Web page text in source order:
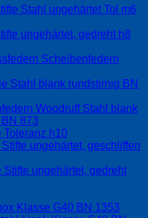
Stahl ungehärtet Tol m6
ungehärtet, gedreht h8
Scheibenfedern
Stahl blank rundstirnig BN
Woodruff Stahl blank
873
Toleranz h10
ungehärtet, geschliffen
Stifte ungehärtet, gedreht
Klasse G40 BN 1353